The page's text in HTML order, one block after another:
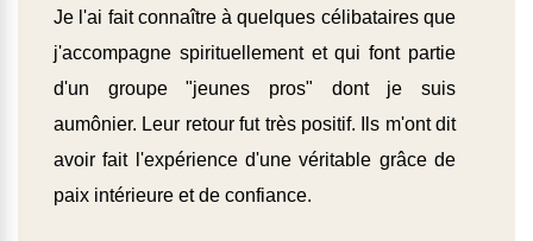
Je l'ai fait connaître à quelques célibataires que
j'accompagne spirituellement et qui font partie
d'un groupe "jeunes pros" dont je suis
aumônier. Leur retour fut très positif. Ils m'ont dit
avoir fait l'expérience d'une véritable grâce de
paix intérieure et de confiance.